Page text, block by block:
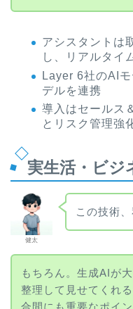
アシスタントは
し、リアルタイ
Layer 6社のAI
デルを連携
導入はセールス
とリスク管理強
実生活・ビジ
健太
この技術
もちろん。生成AIが
整理して見せてくれ
合間にも重要なポイ